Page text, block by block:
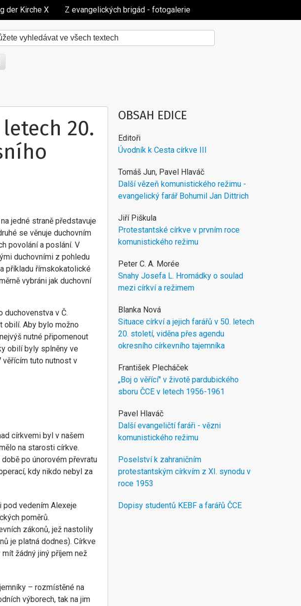
der Kirche X Z evangelických brigád - fotogalerie
tomto webu
20.
jedné straně představuje
se věnuje duchovním
povolání a poslání. V
duchovními z pohledu
příkladu římskokatolické
vybráni jak duchovní
duchovenstva v Č.
obilí. Aby bylo možno
nutné připomenout
obilí byly splněny ve
věřícím tuto nutnost v
církvemi byl v našem
na starosti církve.
po únorovém převratu
kdy nikdo nebyl za
pod vedením Alexeje
poměrů.
zákonů, jež nastolily
je platná dodnes). Církve
žádný jiný příjem než
– rozmístěné na
výborech, tak na jim
OBSAH EDICE
Editoři
Úvodník k Cesta církve III
Tomáš Jun, Pavel Hlaváč
Další vězeň komunistického režimu -
evangelický farář Bohumil Jan Dittrich
Jiří Piškula
Protestantské církve v prvním roce
komunistického režimu
Peter C. A. Morée
Snahy Josefa L. Hromádky o soulad
mezi církví a režimem
Blanka Nová
Situace církví a jejich farářů v 50. letech
20. století, viděna přes agendu
okresního církevního tajemníka
František Plecháček
„Boj o věřící" v životě pardubického
sboru ČCE v letech 1956-1961
Pavel Hlaváč
Další evangeličtí faráři - vězni
komunistického režimu
Poselství k zahraničním
protestantským církvím z XI. synodu v
roce 1953
Dopisy studentů KEBF a farářů ČCE